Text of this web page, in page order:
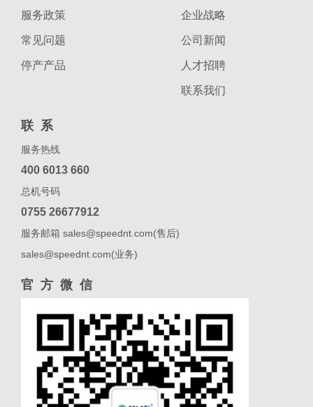
服务政策
常见问题
停产产品
企业战略
公司新闻
人才招聘
联系我们
联系
服务热线
400 6013 660
总机号码
0755 26677912
服务邮箱 sales@speednt.com(售后)
sales@speednt.com(业务)
官方微信